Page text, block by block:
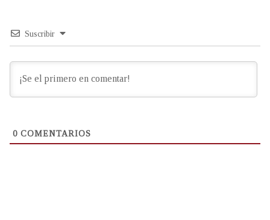
Suscribir
0 COMENTARIOS